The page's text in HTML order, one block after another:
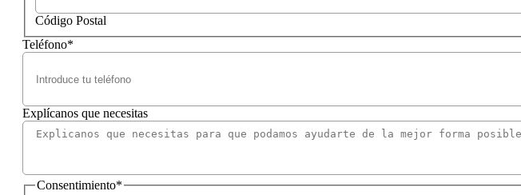
Código Postal
Teléfono*
Explícanos que necesitas
Consentimiento*